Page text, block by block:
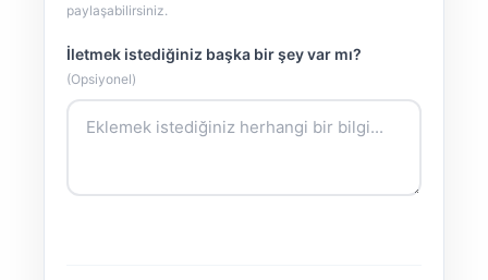
paylaşabilirsiniz.
İletmek istediğiniz başka bir şey var mı?
(Opsiyonel)